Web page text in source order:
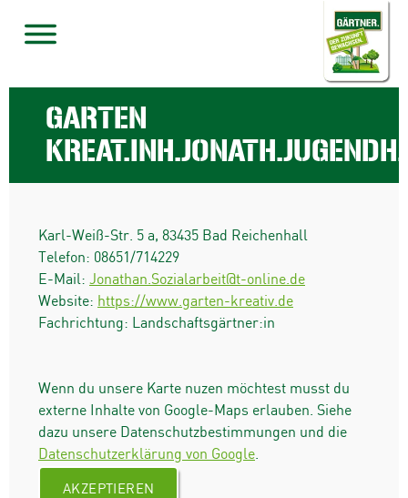
GARTEN
Karl-Weiß-Str. 5 a, 83435 Bad Reichenhall
Telefon: 08651/714229
E-Mail: Jonathan.Sozialarbeit@t-online.de
Website: https://www.garten-kreativ.de
Fachrichtung: Landschaftsgärtner:in
Wenn du unsere Karte nuzen möchtest musst du
externe Inhalte von Google-Maps erlauben. Siehe
dazu unsere Datenschutzbestimmungen und die
Datenschutzerklärung von Google.
AKZEPTIEREN